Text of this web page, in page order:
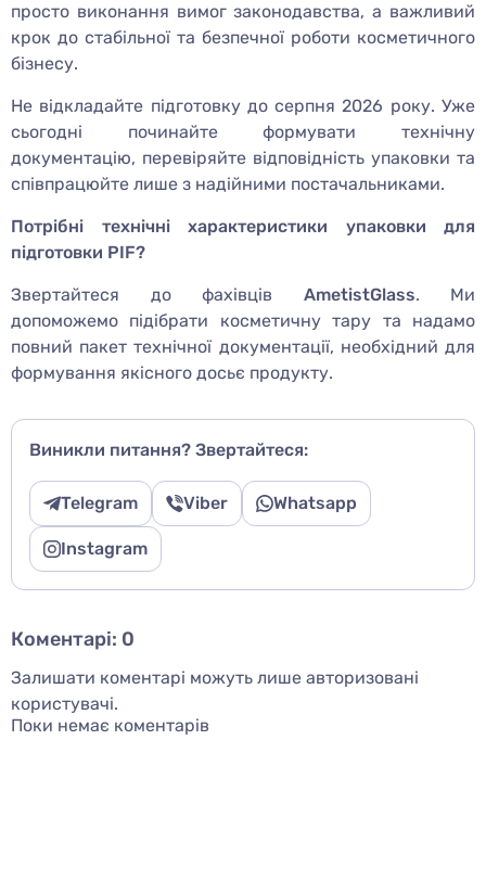
просто виконання вимог законодавства, а важливий
крок до стабільної та безпечної роботи косметичного
бізнесу.
Не відкладайте підготовку до серпня 2026 року. Уже
сьогодні починайте формувати технічну
документацію, перевіряйте відповідність упаковки та
співпрацюйте лише з надійними постачальниками.
Потрібні технічні характеристики упаковки для
підготовки PIF?
Звертайтеся до фахівців AmetistGlass. Ми
допоможемо підібрати косметичну тару та надамо
повний пакет технічної документації, необхідний для
формування якісного досьє продукту.
Виникли питання? Звертайтеся:
Telegram Viber Whatsapp
Instagram
Коментарі: 0
Залишати коментарі можуть лише авторизовані
користувачі.
Поки немає коментарів